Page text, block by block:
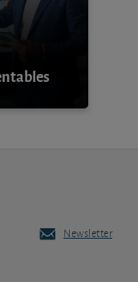
Newsletter